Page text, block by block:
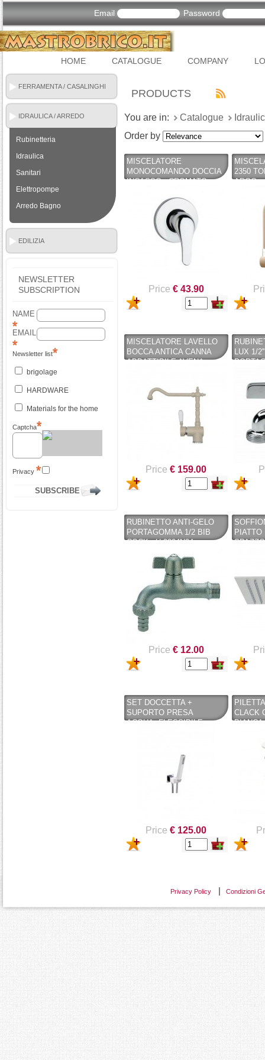
Email Password
HOME CATALOGUE COMPANY
FERRAMENTA / CASALINGHI
IDRAULICA / ARREDO
BAGNO
Rubinetteria
Idraulica
Sanitari
Elettropompe
Arredo Bagno
EDILIZIA
NEWSLETTER
SUBSCRIPTION
NAME
EMAIL
Newsletter list
brigolage
HARDWARE
Materials for the home
Captcha
Privacy
PRODUCTS
You are in: Catalogue
Order by
MISCELATORE
MONOCOMANDO DOCCIA
INCASSO - CROMATO -
PENTAGONO
Price € 43.90
2350
ARGO
MISCELATORE LAVELLO
BOCCA ANTICA CANNA
ABBATTIBILE AVENA -
Price € 159.00
LUX 1/
RUBINETTO ANTI-GELO
PORTAGOMMA 1/2 BIB
COCK - H.0004N04 -
NICHELATO - ENOLGAS
Price € 12.00
PIATTO
SET DOCCETTA +
SUPORTO PRESA
ACQUA+FLESSIBILE
Price € 125.00
CLACK
BIANCA
Privacy Policy Condizioni